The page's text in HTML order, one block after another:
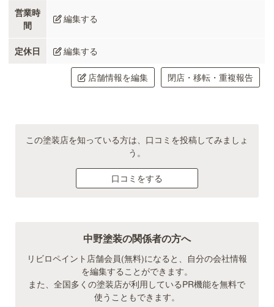
営業時
間
編集する
定休日 編集する
店舗情報を編集 閉店・移転・重複報告
この塗装店を知っている方は、口コミを投稿してみましょ
う。
口コミをする
中野塗装の関係者の方へ
リビロペイント店舗会員(無料)になると、自分の会社情報
を編集することができます。
また、全国多くの塗装店が利用しているPR機能を無料で
使うこともできます。